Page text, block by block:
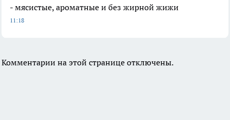
- мясистые, ароматные и без жирной жижи
11:18
Комментарии на этой странице отключены.